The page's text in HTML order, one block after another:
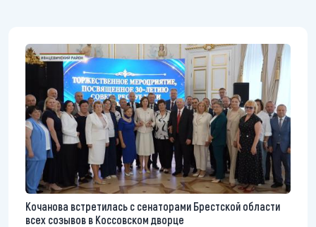
Кочанова встретилась с сенаторами Брестской области
всех созывов в Коссовском дворце